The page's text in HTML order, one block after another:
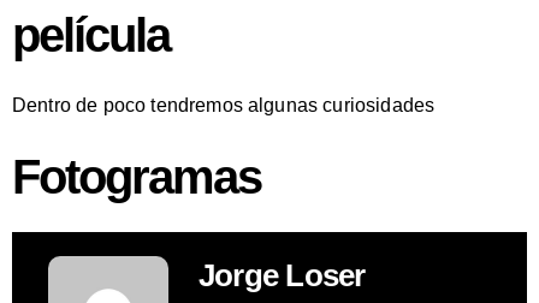
película
Dentro de poco tendremos algunas curiosidades
Fotogramas
Jorge Loser